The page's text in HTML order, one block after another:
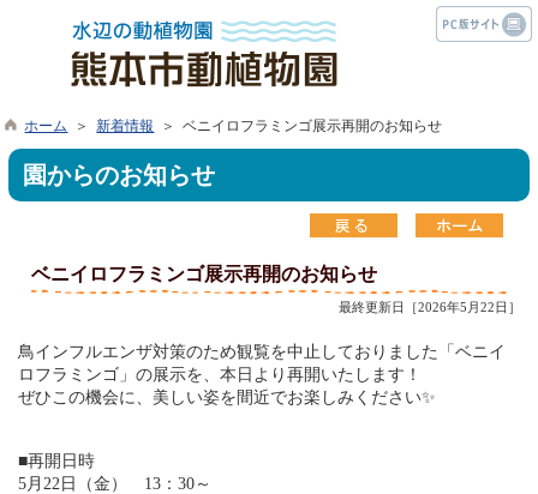
ホーム ＞新着情報 ＞ ベニイロフラミンゴ展示再開のお知らせ
園からのお知らせ
ベニイロフラミンゴ展示再開のお知らせ
最終更新日［2026年5月22日］
鳥インフルエンザ対策のため観覧を中止しておりました「ベニイ
ロフラミンゴ」の展示を、本日より再開いたします！
ぜひこの機会に、美しい姿を間近でお楽しみください✨
■再開日時
5月22日（金） 13：30～